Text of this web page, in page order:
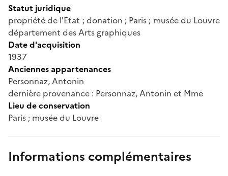
Statut juridique
propriété de l'Etat ; donation ; Paris ; musée du Louvre
département des Arts graphiques
Date d'acquisition
1937
Anciennes appartenances
Personnaz, Antonin
dernière provenance : Personnaz, Antonin et Mme
Lieu de conservation
Paris ; musée du Louvre
Informations complémentaires